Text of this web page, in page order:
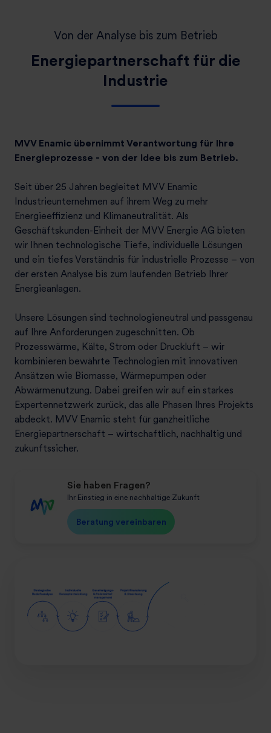
Von der Analyse bis zum Betrieb
Energiepartnerschaft für die
Industrie
MVV Enamic übernimmt Verantwortung für Ihre
Energieprozesse - von der Idee bis zum Betrieb.
Seit über 25 Jahren begleitet MVV Enamic
Industrieunternehmen auf ihrem Weg zu mehr
Energieeffizienz und Klimaneutralität. Als
Geschäftskunden-Einheit der MVV Energie AG bieten
wir Ihnen technologische Tiefe, individuelle Lösungen
und ein tiefes Verständnis für industrielle Prozesse – von
der ersten Analyse bis zum laufenden Betrieb Ihrer
Energieanlagen.
Unsere Lösungen sind technologieneutral und passgenau
auf Ihre Anforderungen zugeschnitten. Ob
Prozesswärme, Kälte, Strom oder Druckluft – wir
kombinieren bewährte Technologien mit innovativen
Ansätzen wie Biomasse, Wärmepumpen oder
Abwärmenutzung. Dabei greifen wir auf ein starkes
Expertennetzwerk zurück, das alle Phasen Ihres Projekts
abdeckt. MVV Enamic steht für ganzheitliche
Energiepartnerschaft – wirtschaftlich, nachhaltig und
zukunftssicher.
Sie haben Fragen?
Ihr Einstieg in eine nachhaltige Zukunft
Beratung vereinbaren